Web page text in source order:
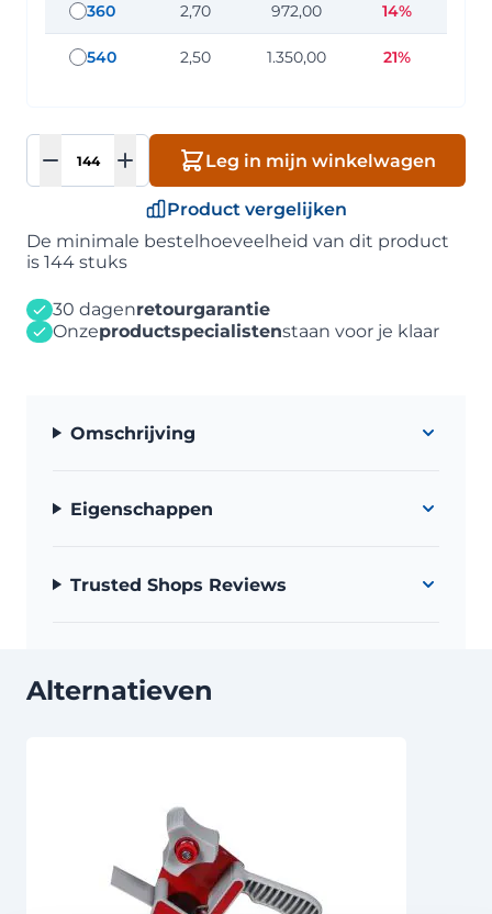
staffel hoeveelheid: 360
360 2,70 972,00 14%
staffel hoeveelheid: 540
540 2,50 1.350,00 21%
Aantal
Leg in mijn winkelwagen
Product vergelijken
De minimale bestelhoeveelheid van dit product
is 144 stuks
30 dagenretourgarantie
Onzeproductspecialistenstaan voor je klaar
Omschrijving
Eigenschappen
Trusted Shops Reviews
Alternatieven